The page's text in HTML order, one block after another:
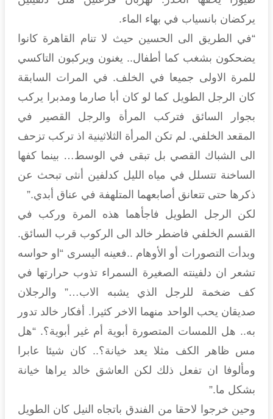
يركضان بانسياب في بهاء الماء.
“في الطريق الى الحسين حيث لا تنام القاهرة كانوا
يضحكون بشغب كما أطفال.. يغنون ويركبون التاكسي
للمرة الاولى جميعا في الخلف. في المرات السابقة
كان الرجل الطويل كما لو كان أبا صارما ومدبرا يركب
بجوار السائق فتركب المرأة والرجل القصير في
المقعد الخلفي. لم تكن المرأة الثلاثينية اذ تركب تزحف
الى الشباك القصي بل تبقى في الوسط… بينما كفها
الساخنة تتسلل في مياه الليل كدلفين أنثى تبحث عن
ذكرها حتى تتعانق أصابعهما المتلهفة في عناق أبدي.”
لكن الرجل الطويل فاجأهما هذه المرة وركب في
القسم الخلفي فاضطر خالد الى الركوب قرب السائق.
وبدأت التصورات أو الأوهام ..فعينه اليسرى “او حواسه
تشعر ان دلفينته الصغيرة السمراء تذوب حرارتها في
كف ضخمة للرجل الذي يشبه الاب…” والرجلان
صديقان يحب الواحد منهما الاخر كثيرا. أفكار خالد تدور
به.. هل اللمسات المتصورة أبوية أم غير أبوية؟. “هل
مس ظاهر الكف مثلا يعد خيانة؟.. كان شيئا عابرا
ومألوفا ان تفعل ذلك لكن العاشق خالد يراها خيانة
بشكل ما.”
وحين خرجوا لاحقا من الفندق باتجاه النيل كان الطويل